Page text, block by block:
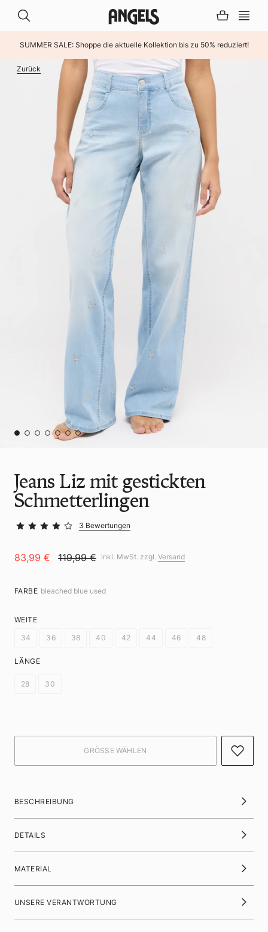
SUMMER SALE: Shoppe die aktuelle Kollektion bis zu 50% reduziert!
Zurück
Jeans Liz mit gestickten
Schmetterlingen
3 Bewertungen
83,99 € 119,99 € inkl. MwSt. zzgl. Versand
FARBE bleached blue used
WEITE
34
36 38 40 42 44 46 48
LÄNGE
28 30
BESCHREIBUNG
DETAILS
MATERIAL
UNSERE VERANTWORTUNG